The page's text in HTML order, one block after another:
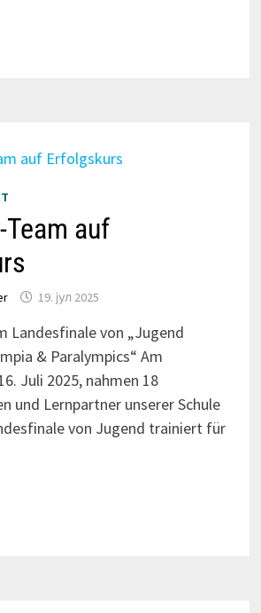
auf
19. јул 2025
Landesfinale von „Jugend
& Paralympics“ Am
Juli 2025, nahmen 18
und Lernpartner unserer Schule
von Jugend trainiert für